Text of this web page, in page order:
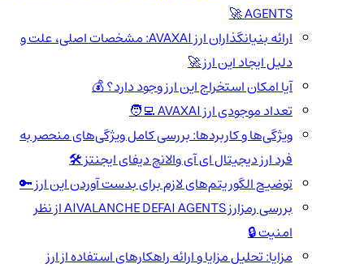
AGENTS 🚀
ارائه بنیانگذاران ارز AVAXAI: مشخصات اصلی، علت و
دلیل ایجاد این ارز 🚀
آیا امکان استخراج این ارز وجود دارد؟ 💰
تعداد موجودی ارز AVAXAI 🧑‍💻
ویژگی‌ها و کاربردها: بررسی کامل ویژگی‌های منحصر به
فرد ارز دیجیتال ای آی والانچ دیفای ایجنتز 🛠️
توضیح الگوریتم‌های لازم برای بدست آوردن این ارز 🔑
بررسی رمزارز AIVALANCHE DEFAI AGENTS از نظر
امنیت 🔒
مزایا: تحلیل مزایا و ارائه راهکارهای استفاده از ارز